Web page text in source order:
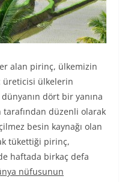
alan pirinç, ülkemizin
üreticisi ülkelerin
dört bir yanına
tarafından düzenli olarak
besin kaynağı olan
tükettiği pirinç,
haftada birkaç defa
nüfusunun